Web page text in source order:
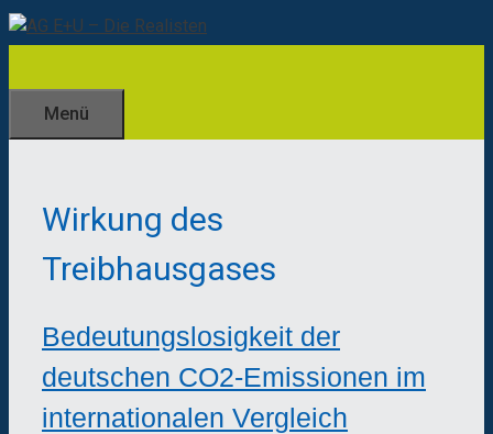
Zum
Inhalt
Menü
Wirkung des
Treibhausgases
Bedeutungslosigkeit der
deutschen CO2-Emissionen im
internationalen Vergleich